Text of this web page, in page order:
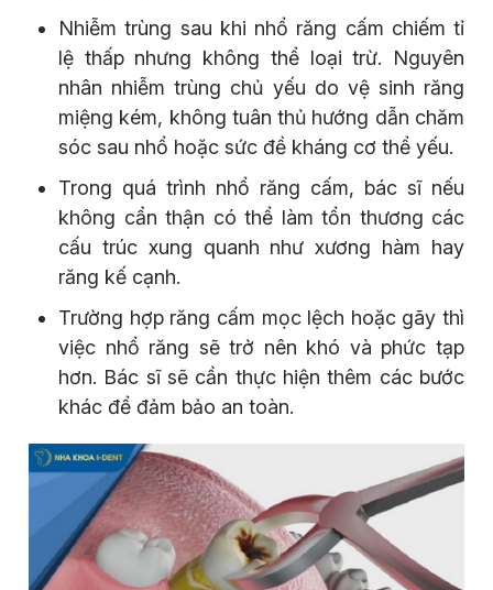
Nhiễm trùng sau khi nhổ răng cấm chiếm tỉ
lệ thấp nhưng không thể loại trừ. Nguyên
nhân nhiễm trùng chủ yếu do vệ sinh răng
miệng kém, không tuân thủ hướng dẫn chăm
sóc sau nhổ hoặc sức đề kháng cơ thể yếu.
Trong quá trình nhổ răng cấm, bác sĩ nếu
không cẩn thận có thể làm tổn thương các
cấu trúc xung quanh như xương hàm hay
răng kế cạnh.
Trường hợp răng cấm mọc lệch hoặc gãy thì
việc nhổ răng sẽ trở nên khó và phức tạp
hơn. Bác sĩ sẽ cần thực hiện thêm các bước
khác để đảm bảo an toàn.